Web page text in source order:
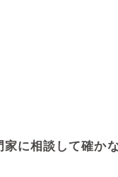
に相談して確か